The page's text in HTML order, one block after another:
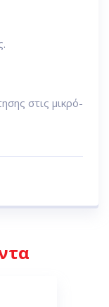
στις μικρό-